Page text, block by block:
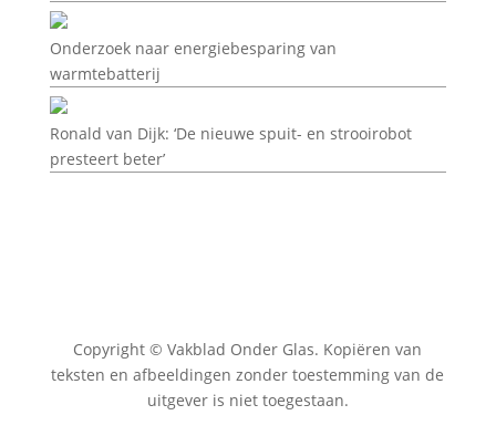
Onderzoek naar energiebesparing van
warmtebatterij
Ronald van Dijk: ‘De nieuwe spuit- en strooirobot
presteert beter’
Copyright © Vakblad Onder Glas. Kopiëren van
teksten en afbeeldingen zonder toestemming van de
uitgever is niet toegestaan.